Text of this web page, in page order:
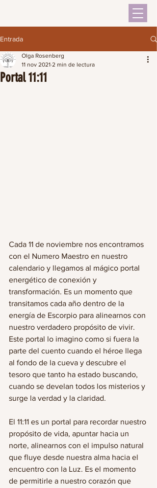
Entrada
Portal 11:11
Olga Rosenberg
11 nov 2021 2 min de lectura
Cada 11 de noviembre nos encontramos
con el Numero Maestro en nuestro
calendario y llegamos al mágico portal
energético de conexión y
transformación. Es un momento que
transitamos cada año dentro de la
energía de Escorpio para alinearnos con
nuestro verdadero propósito de vivir.
Este portal lo imagino como si fuera la
parte del cuento cuando el héroe llega
al fondo de la cueva y descubre el
tesoro que tanto ha estado buscando,
cuando se develan todos los misterios y
surge la verdad y la claridad.
El 11:11 es un portal para recordar nuestro
propósito de vida, apuntar hacia un
norte, alinearnos con el impulso natural
que fluye desde nuestra alma hacia el
encuentro con la Luz. Es el momento
de permitirle a nuestro corazón que